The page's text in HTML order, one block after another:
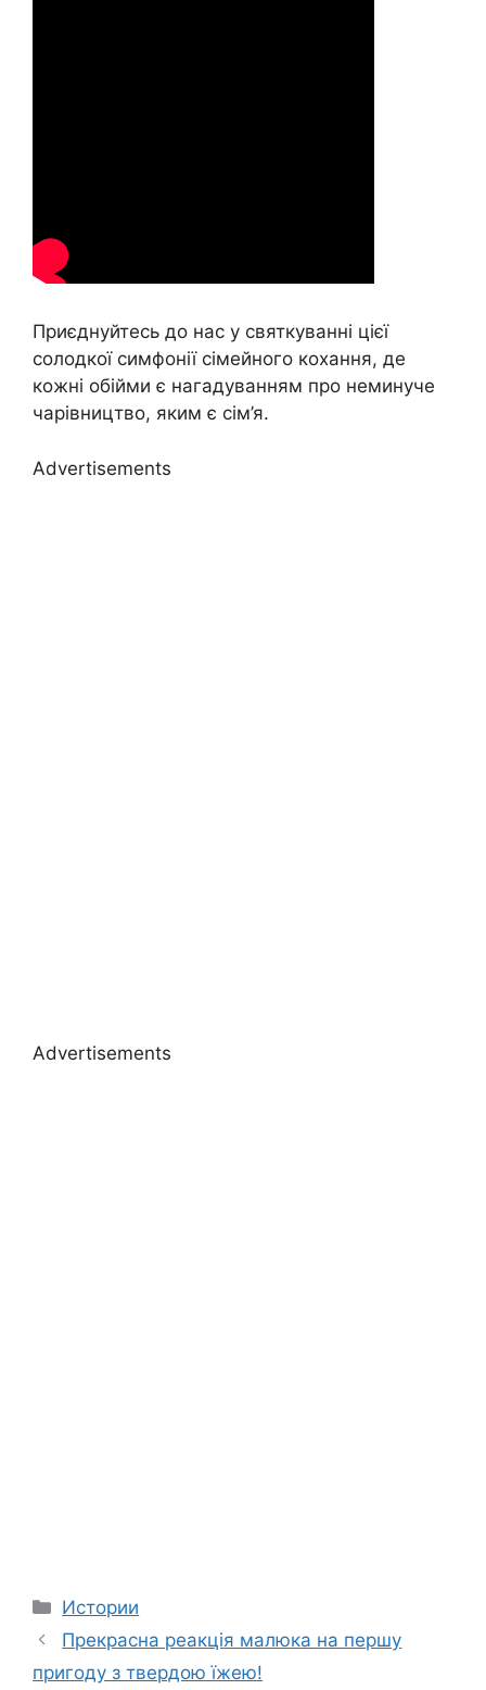
Приєднуйтесь до нас у святкуванні цієї
солодкої симфонії сімейного кохання, де
кожні обійми є нагадуванням про неминуче
чарівництво, яким є сім’я.
Advertisements
Advertisements
Categories
Истории
Прекрасна реакція малюка на першу
пригоду з твердою їжею!